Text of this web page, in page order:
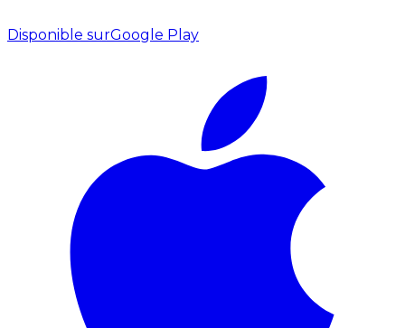
Disponible surGoogle Play